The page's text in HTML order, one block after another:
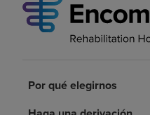
Por qué debe elegirnos
Por qué elegirnos